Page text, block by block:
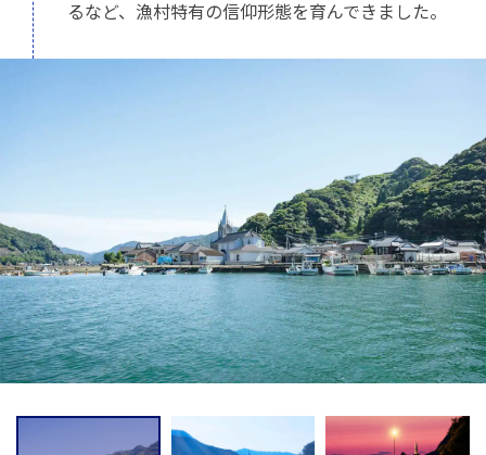
るなど、漁村特有の信仰形態を育んできました。